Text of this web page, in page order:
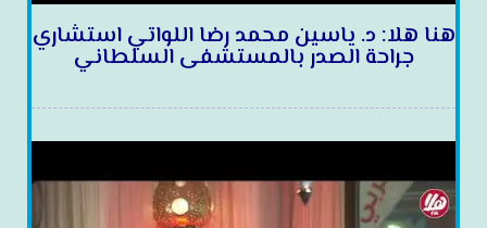
هنا هلا: د. ياسين محمد رضا اللواتي استشاري
جراحة الصدر بالمستشفى السلطاني